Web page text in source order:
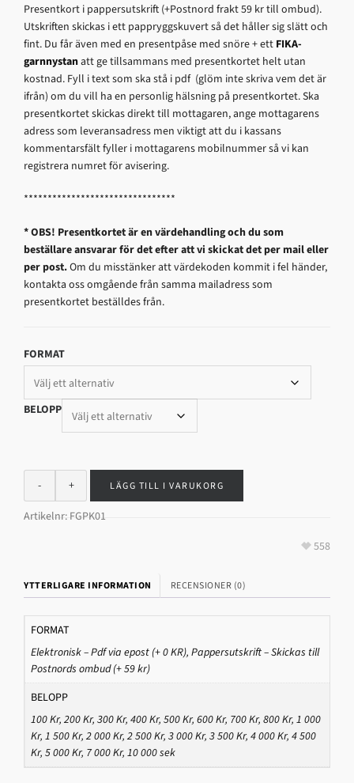
Presentkort i pappersutskrift (+Postnord frakt 59 kr till ombud).
Utskriften skickas i ett pappryggskuvert så det håller sig slätt och
fint. Du får även med en presentpåse med snöre + ett FIKA-
garnnystanatt ge tillsammans med presentkortet helt utan
kostnad. Fyll i text som ska stå i pdf (glöm inte skriva vem det är
ifrån) om du vill ha en personlig hälsning på presentkortet. Ska
presentkortet skickas direkt till mottagaren, ange mottagarens
adress som leveransadress men viktigt att du i kassans
kommentarsfält fyller i mottagarens mobilnummer så vi kan
registrera numret för avisering.
********************************
* OBS! Presentkortet är en värdehandling och du som
beställare ansvarar för det efter att vi skickat det per mail eller
per post.Om du misstänker att värdekoden kommit i fel händer,
kontakta oss omgående från samma mailadress som
presentkortet beställdes från.
FORMAT
BELOPP
LÄGG TILL I VARUKORG
Artikelnr: FGPK01
558
YTTERLIGARE INFORMATION RECENSIONER (0)
FORMAT
Elektronisk – Pdf via epost (+ 0 KR), Pappersutskrift – Skickas till
Postnords ombud (+ 59 kr)
BELOPP
100 Kr, 200 Kr, 300 Kr, 400 Kr, 500 Kr, 600 Kr, 700 Kr, 800 Kr, 1 000
Kr, 1 500 Kr, 2 000 Kr, 2 500 Kr, 3 000 Kr, 3 500 Kr, 4 000 Kr, 4 500
Kr, 5 000 Kr, 7 000 Kr, 10 000 sek